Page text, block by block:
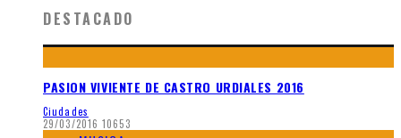
DESTACADO
PASION VIVIENTE DE CASTRO URDIALES 2016
Ciudades
29/03/2016 10653